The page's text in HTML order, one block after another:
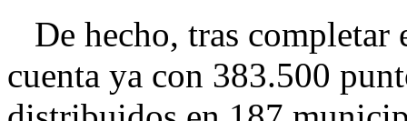
De hecho, tras completar
cuenta ya con 383.500